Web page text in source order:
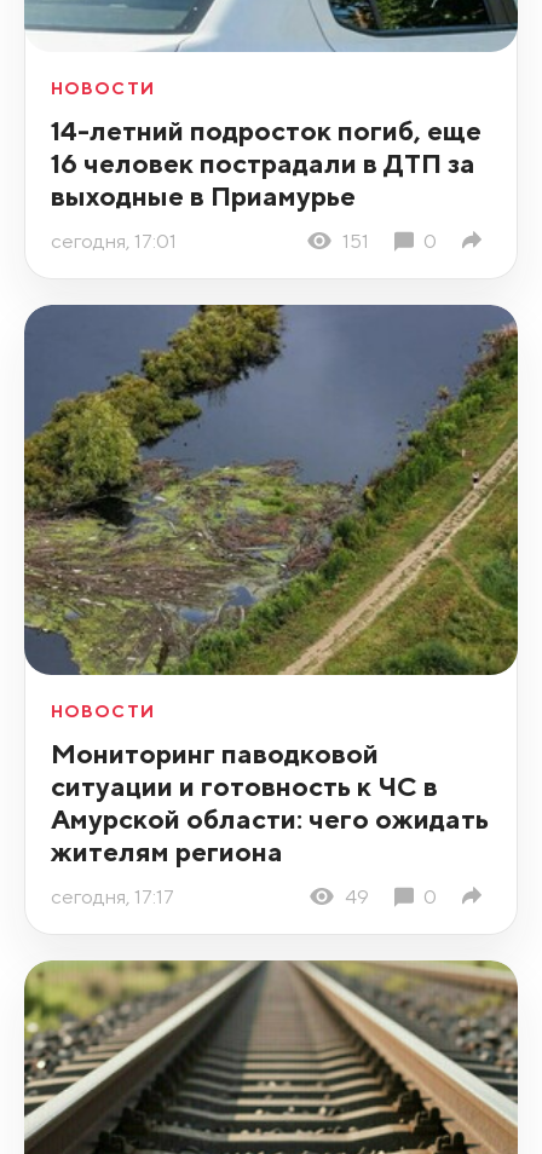
НОВОСТИ
14-летний подросток погиб, еще
16 человек пострадали в ДТП за
выходные в Приамурье
сегодня, 17:01 151 0
НОВОСТИ
Мониторинг паводковой
ситуации и готовность к ЧС в
Амурской области: чего ожидать
жителям региона
сегодня, 17:17 49 0